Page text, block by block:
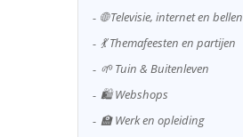
🌐 Televisie, internet en bellen
💃 Themafeesten en partijen
🌱 Tuin & Buitenleven
🛍️ Webshops
🏫 Werk en opleiding